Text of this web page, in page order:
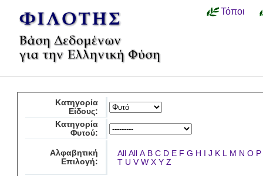
Τόποι
Κατηγορία
Είδους:
Κατηγορία
Φυτού:
Αλφαβητική
Επιλογή:
All All A B C D E F G H I J K L M N O P
T U V W X Y Z